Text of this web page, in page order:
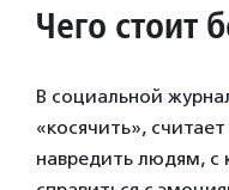
Чего стоит
В социальной
«косячить»,
навредить людям,